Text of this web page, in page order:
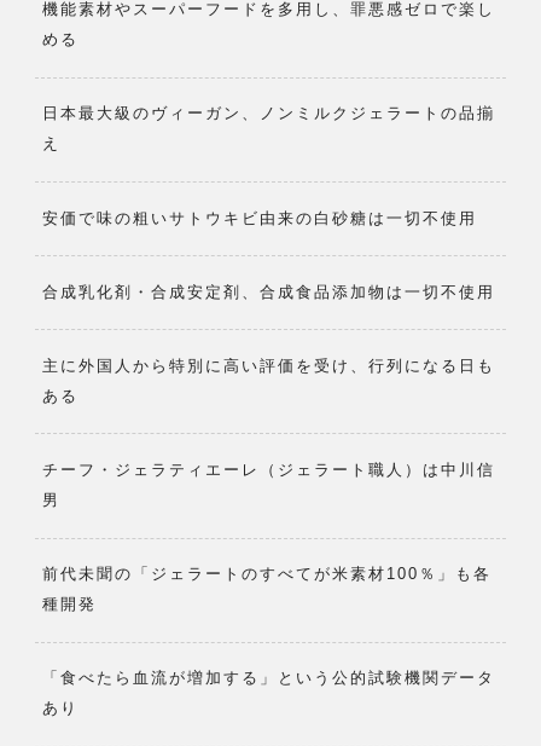
機能素材やスーパーフードを多用し、罪悪感ゼロで楽し
める
日本最大級のヴィーガン、ノンミルクジェラートの品揃
え
安価で味の粗いサトウキビ由来の白砂糖は一切不使用
合成乳化剤・合成安定剤、合成食品添加物は一切不使用
主に外国人から特別に高い評価を受け、行列になる日も
ある
チーフ・ジェラティエーレ（ジェラート職人）は中川信
男
前代未聞の「ジェラートのすべてが米素材100％」も各
種開発
「食べたら血流が増加する」という公的試験機関データ
あり